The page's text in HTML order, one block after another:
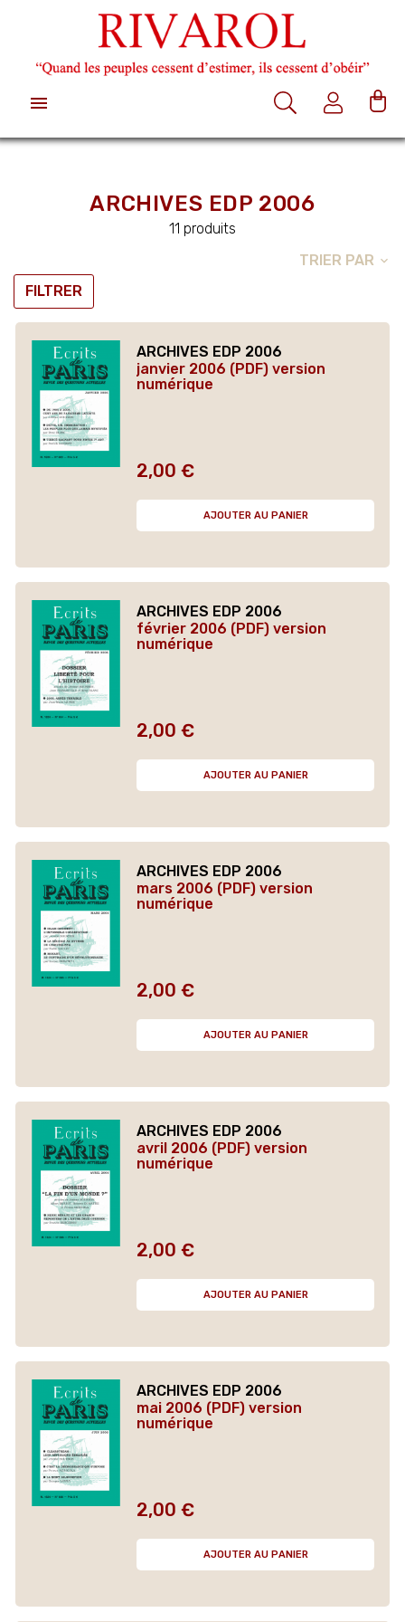

ARCHIVES EDP 2006
11 produits
FILTRER
TRIER PAR expand_more
ARCHIVES EDP 2006
janvier 2006 (PDF) version
numérique
Prix
2,00 €
AJOUTER AU PANIER
ARCHIVES EDP 2006
février 2006 (PDF) version
numérique
Prix
2,00 €
AJOUTER AU PANIER
ARCHIVES EDP 2006
mars 2006 (PDF) version
numérique
Prix
2,00 €
AJOUTER AU PANIER
ARCHIVES EDP 2006
avril 2006 (PDF) version
numérique
Prix
2,00 €
AJOUTER AU PANIER
ARCHIVES EDP 2006
mai 2006 (PDF) version
numérique
Prix
2,00 €
AJOUTER AU PANIER